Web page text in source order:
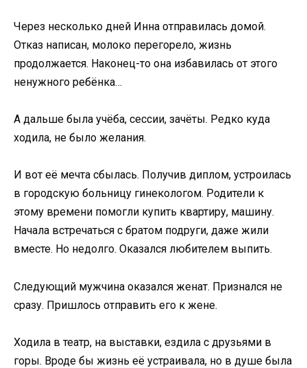
Через несколько дней Инна отправилась домой.
Отказ написан, молоко перегорело, жизнь
продолжается. Наконец-то она избавилась от этого
ненужного ребёнка…
А дальше была учёба, сессии, зачёты. Редко куда
ходила, не было желания.
И вот её мечта сбылась. Получив диплом, устроилась
в городскую больницу гинекологом. Родители к
этому времени помогли купить квартиру, машину.
Начала встречаться с братом подруги, даже жили
вместе. Но недолго. Оказался любителем выпить.
Следующий мужчина оказался женат. Признался не
сразу. Пришлось отправить его к жене.
Ходила в театр, на выставки, ездила с друзьями в
горы. Вроде бы жизнь её устраивала, но в душе была